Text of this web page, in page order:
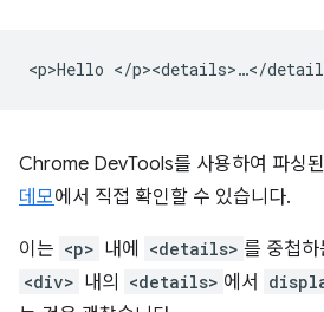
Chrome DevTools를 사용하여 파싱
데모에서 직접 확인할 수 있습니다.
이는 <p> 내에 <details> 를 중첩
<div> 내의 <details> 에서